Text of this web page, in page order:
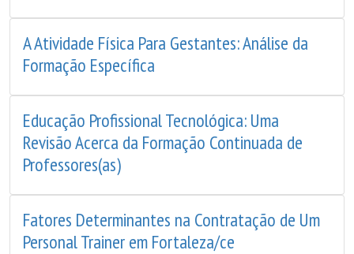
A Atividade Física Para Gestantes: Análise da
Formação Específica
Educação Profissional Tecnológica: Uma
Revisão Acerca da Formação Continuada de
Professores(as)
Fatores Determinantes na Contratação de Um
Personal Trainer em Fortaleza/ce